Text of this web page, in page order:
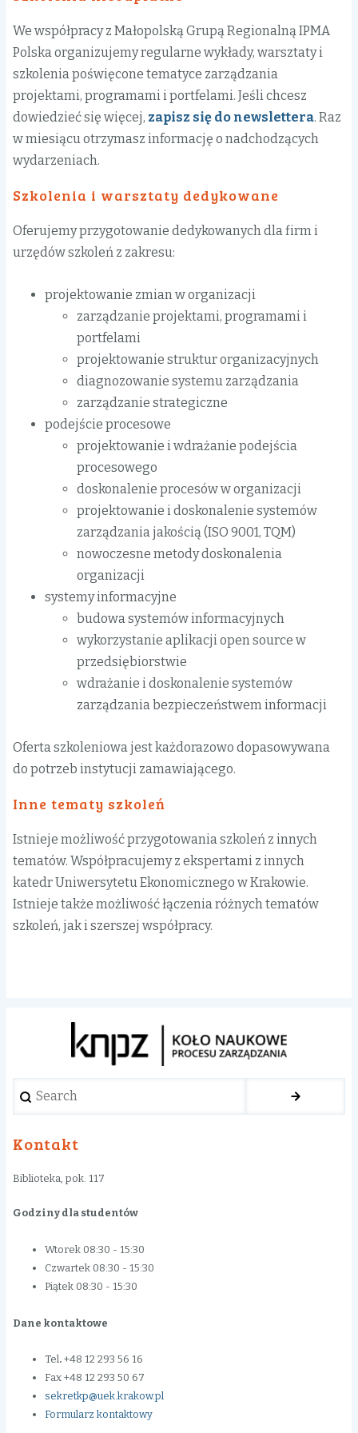
We współpracy z Małopolską Grupą Regionalną IPMA
Polska organizujemy regularne wykłady, warsztaty i
szkolenia poświęcone tematyce zarządzania
projektami, programami i portfelami. Jeśli chcesz
dowiedzieć się więcej, zapisz się do newslettera. Raz
w miesiącu otrzymasz informację o nadchodzących
wydarzeniach.
Szkolenia i warsztaty dedykowane
Oferujemy przygotowanie dedykowanych dla firm i
urzędów szkoleń z zakresu:
projektowanie zmian w organizacji
zarządzanie projektami, programami i
portfelami
projektowanie struktur organizacyjnych
diagnozowanie systemu zarządzania
zarządzanie strategiczne
podejście procesowe
projektowanie i wdrażanie podejścia
procesowego
doskonalenie procesów w organizacji
projektowanie i doskonalenie systemów
zarządzania jakością (ISO 9001, TQM)
nowoczesne metody doskonalenia
organizacji
systemy informacyjne
budowa systemów informacyjnych
wykorzystanie aplikacji open source w
przedsiębiorstwie
wdrażanie i doskonalenie systemów
zarządzania bezpieczeństwem informacji
Oferta szkoleniowa jest każdorazowo dopasowywana
do potrzeb instytucji zamawiającego.
Inne tematy szkoleń
Istnieje możliwość przygotowania szkoleń z innych
tematów. Współpracujemy z ekspertami z innych
katedr Uniwersytetu Ekonomicznego w Krakowie.
Istnieje także możliwość łączenia różnych tematów
szkoleń, jak i szerszej współpracy.
Search
Kontakt
Biblioteka, pok. 117
Godziny dla studentów
Wtorek 08:30 - 15:30
Czwartek 08:30 - 15:30
Piątek 08:30 - 15:30
Dane kontaktowe
Tel. +48 12 293 56 16
Fax +48 12 293 50 67
sekretkp@uek.krakow.pl
Formularz kontaktowy